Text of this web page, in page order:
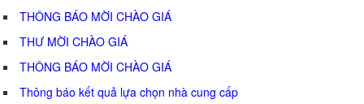
THÔNG BÁO MỜI CHÀO GIÁ
THƯ MỜI CHÀO GIÁ
THÔNG BÁO MỜI CHÀO GIÁ
Thông báo kết quả lựa chọn nhà cung cấp